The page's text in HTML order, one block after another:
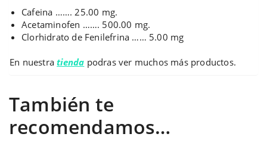
Cafeina ……. 25.00 mg.
Acetaminofen ……. 500.00 mg.
Clorhidrato de Fenilefrina …… 5.00 mg
En nuestra tienda podras ver muchos más productos.
También te
recomendamos…